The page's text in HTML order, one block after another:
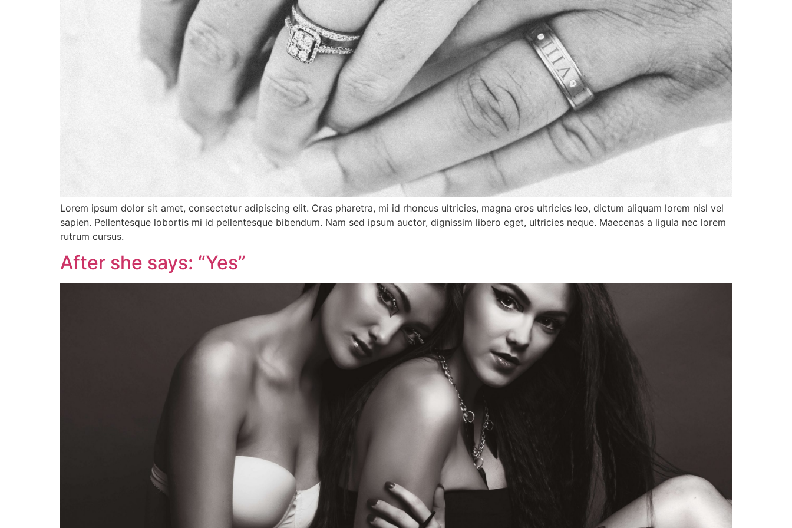
Lorem ipsum dolor sit amet, consectetur adipiscing elit. Cras pharetra, mi id rhoncus ultricies, magna eros ultricies leo, dictum aliquam lorem nisl vel
sapien. Pellentesque lobortis mi id pellentesque bibendum. Nam sed ipsum auctor, dignissim libero eget, ultricies neque. Maecenas a ligula nec lorem
rutrum cursus.
After she says: “Yes”